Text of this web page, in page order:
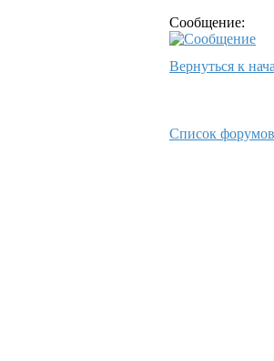
Сообщение:
Вернуться к
Список форумов